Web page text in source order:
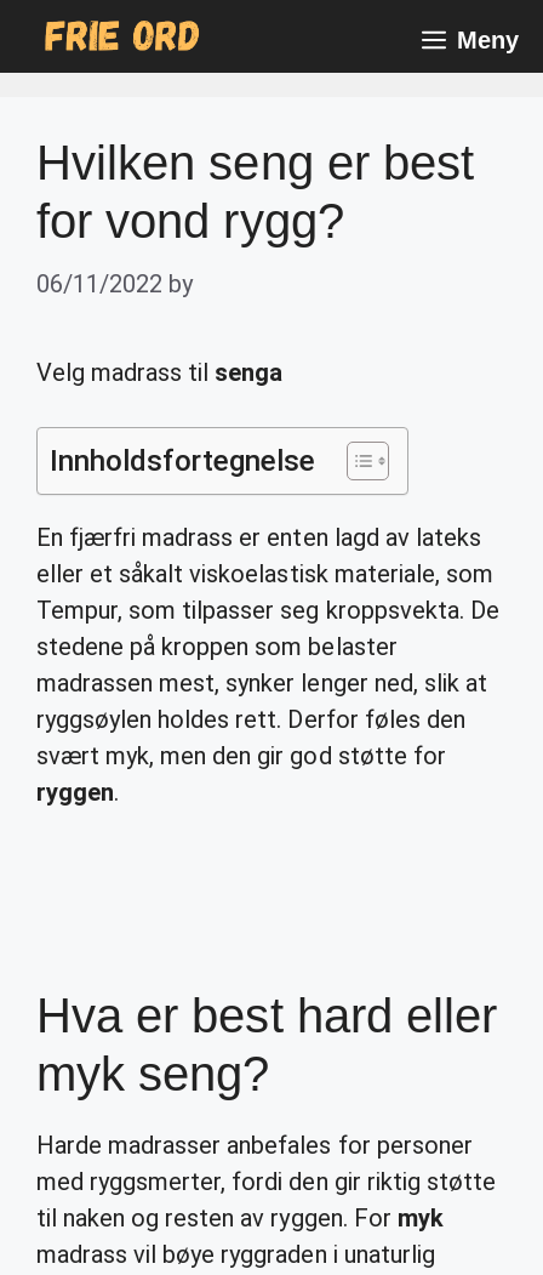
Meny
Hvilken seng er best
for vond rygg?
06/11/2022 by
Velg madrass til senga
Innholdsfortegnelse
En fjærfri madrass er enten lagd av lateks
eller et såkalt viskoelastisk materiale, som
Tempur, som tilpasser seg kroppsvekta. De
stedene på kroppen som belaster
madrassen mest, synker lenger ned, slik at
ryggsøylen holdes rett. Derfor føles den
svært myk, men den gir god støtte for
ryggen.
Hva er best hard eller
myk seng?
Harde madrasser anbefales for personer
med ryggsmerter, fordi den gir riktig støtte
til naken og resten av ryggen. For myk
madrass vil bøye ryggraden i unaturlig